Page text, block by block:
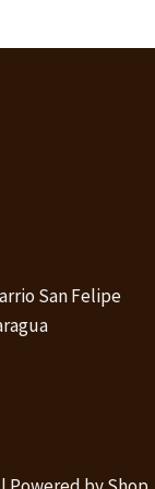
San Felipe